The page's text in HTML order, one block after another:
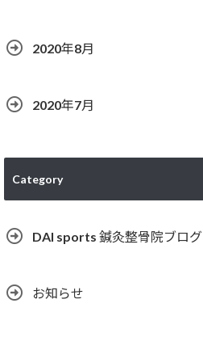
2020年8月
2020年7月
Category
DAI sports 鍼灸整骨院ブログ
お知らせ